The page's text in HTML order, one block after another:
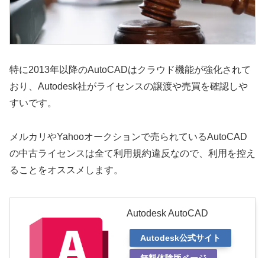
特に2013年以降のAutoCADはクラウド機能が強化されて
おり、Autodesk社がライセンスの譲渡や売買を確認しや
すいです。
メルカリやYahooオークションで売られているAutoCAD
の中古ライセンスは全て利用規約違反なので、利用を控え
ることをオススメします。
Autodesk AutoCAD
Autodesk公式サイト